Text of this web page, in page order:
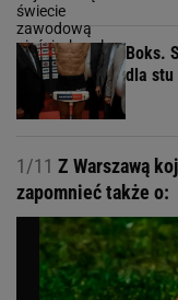
Boks.
dla stu
1/11 Z Warszawą
zapomnieć także o: